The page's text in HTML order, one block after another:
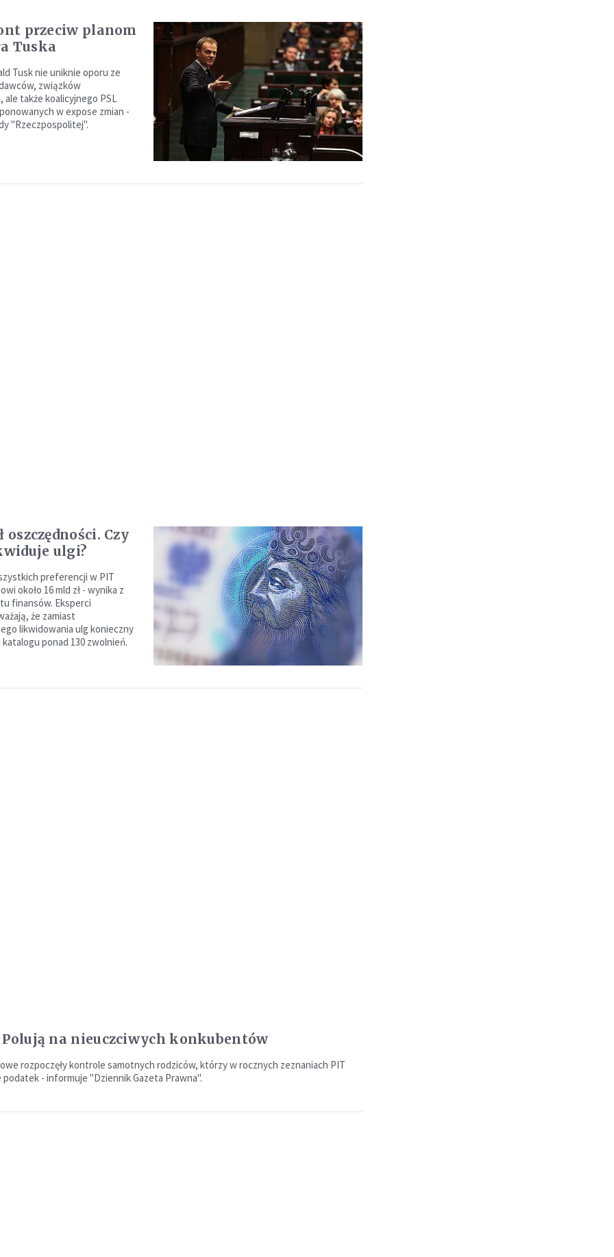
przeciw planom
Tuska
Tusk nie uniknie oporu ze
związków
ale także koalicyjnego PSL
w expose zmian -
"Rzeczpospolitej".
oszczędności. Czy
ulgi?
preferencji w PIT
około 16 mld zł - wynika z
finansów. Eksperci
że zamiast
likwidowania ulg konieczny
ponad 130 zwolnień.
Polują na nieuczciwych konkubentów
rozpoczęły kontrole samotnych rodziców, którzy w rocznych zeznaniach PIT
podatek - informuje "Dziennik Gazeta Prawna".